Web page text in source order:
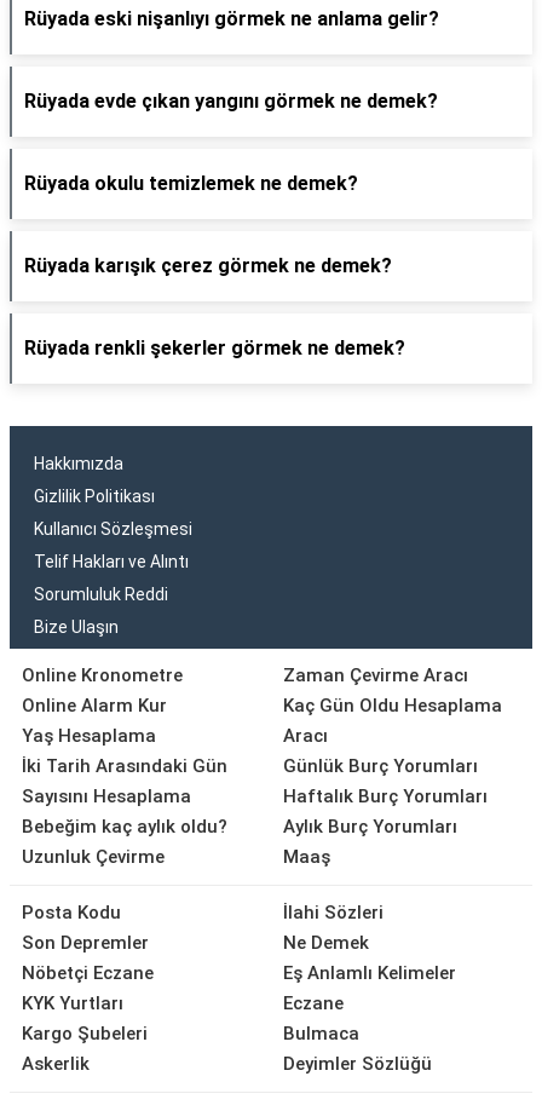
Rüyada eski nişanlıyı görmek ne anlama gelir?
Rüyada evde çıkan yangını görmek ne demek?
Rüyada okulu temizlemek ne demek?
Rüyada karışık çerez görmek ne demek?
Rüyada renkli şekerler görmek ne demek?
Hakkımızda
Gizlilik Politikası
Kullanıcı Sözleşmesi
Telif Hakları ve Alıntı
Sorumluluk Reddi
Bize Ulaşın
Online Kronometre
Online Alarm Kur
Yaş Hesaplama
İki Tarih Arasındaki Gün
Sayısını Hesaplama
Bebeğim kaç aylık oldu?
Uzunluk Çevirme
Zaman Çevirme Aracı
Kaç Gün Oldu Hesaplama
Aracı
Günlük Burç Yorumları
Haftalık Burç Yorumları
Aylık Burç Yorumları
Maaş
Posta Kodu
Son Depremler
Nöbetçi Eczane
KYK Yurtları
Kargo Şubeleri
Askerlik
İlahi Sözleri
Ne Demek
Eş Anlamlı Kelimeler
Eczane
Bulmaca
Deyimler Sözlüğü